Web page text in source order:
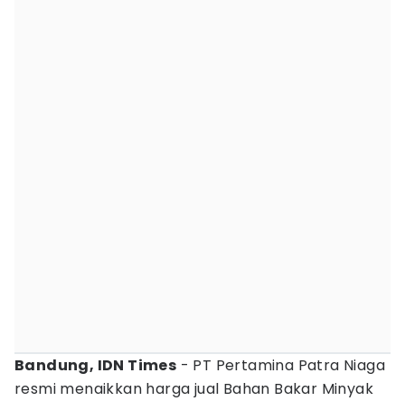
Bandung, IDN Times - PT Pertamina Patra Niaga
resmi menaikkan harga jual Bahan Bakar Minyak